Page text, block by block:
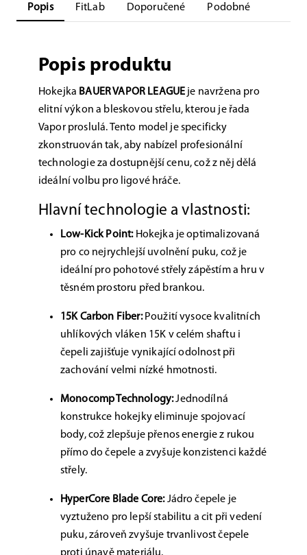
Popis FitLab Doporučené Podobné
Popis produktu
Hokejka BAUER VAPOR LEAGUE je navržena pro
elitní výkon a bleskovou střelu, kterou je řada
Vapor proslulá. Tento model je specificky
zkonstruován tak, aby nabízel profesionální
technologie za dostupnější cenu, což z něj dělá
ideální volbu pro ligové hráče.
Hlavní technologie a vlastnosti:
Low-Kick Point:Hokejka je optimalizovaná
pro co nejrychlejší uvolnění puku, což je
ideální pro pohotové střely zápěstím a hru v
těsném prostoru před brankou.
15K Carbon Fiber:Použití vysoce kvalitních
uhlíkových vláken 15K v celém shaftu i
čepeli zajišťuje vynikající odolnost při
zachování velmi nízké hmotnosti.
Monocomp Technology:Jednodílná
konstrukce hokejky eliminuje spojovací
body, což zlepšuje přenos energie z rukou
přímo do čepele a zvyšuje konzistenci každé
střely.
HyperCore Blade Core:Jádro čepele je
vyztuženo pro lepší stabilitu a cit při vedení
puku, zároveň zvyšuje trvanlivost čepele